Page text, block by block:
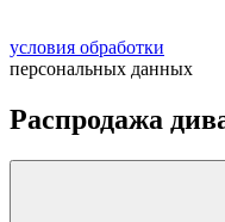
условия обработки
персональных данных
Распродажа